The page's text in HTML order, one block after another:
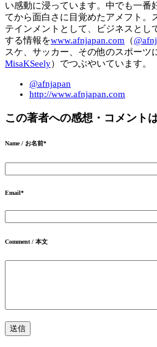
い感動に浸っています。中でも一番
てから面白さに目覚めたアメフト。
テインメントとして、ビジネスとし
する情報をwww.afnjapan.com （
スケ、サッカー、その他のスポーツ
MisaKSeely）でつぶやいています。
@afnjapan
http://www.afnjapan.com
この著者への感想・コメント
Name / お名前*
Email*
Comment / 本文